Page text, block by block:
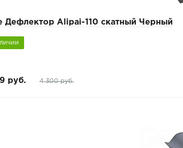
Дефлектор Alipai-110 скатный Черный
руб. 4 300 руб.